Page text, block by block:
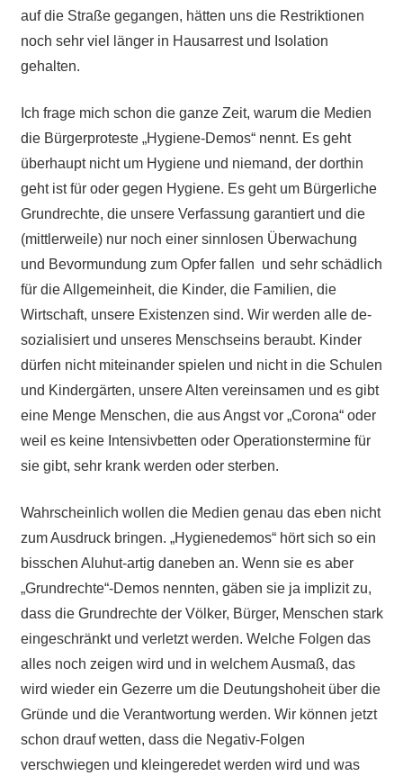
auf die Straße gegangen, hätten uns die Restriktionen
noch sehr viel länger in Hausarrest und Isolation
gehalten.
Ich frage mich schon die ganze Zeit, warum die Medien
die Bürgerproteste „Hygiene-Demos“ nennt. Es geht
überhaupt nicht um Hygiene und niemand, der dorthin
geht ist für oder gegen Hygiene. Es geht um Bürgerliche
Grundrechte, die unsere Verfassung garantiert und die
(mittlerweile) nur noch einer sinnlosen Überwachung
und Bevormundung zum Opfer fallen und sehr schädlich
für die Allgemeinheit, die Kinder, die Familien, die
Wirtschaft, unsere Existenzen sind. Wir werden alle de-
sozialisiert und unseres Menschseins beraubt. Kinder
dürfen nicht miteinander spielen und nicht in die Schulen
und Kindergärten, unsere Alten vereinsamen und es gibt
eine Menge Menschen, die aus Angst vor „Corona“ oder
weil es keine Intensivbetten oder Operationstermine für
sie gibt, sehr krank werden oder sterben.
Wahrscheinlich wollen die Medien genau das eben nicht
zum Ausdruck bringen. „Hygienedemos“ hört sich so ein
bisschen Aluhut-artig daneben an. Wenn sie es aber
„Grundrechte“-Demos nennten, gäben sie ja implizit zu,
dass die Grundrechte der Völker, Bürger, Menschen stark
eingeschränkt und verletzt werden. Welche Folgen das
alles noch zeigen wird und in welchem Ausmaß, das
wird wieder ein Gezerre um die Deutungshoheit über die
Gründe und die Verantwortung werden. Wir können jetzt
schon drauf wetten, dass die Negativ-Folgen
verschwiegen und kleingeredet werden wird und was